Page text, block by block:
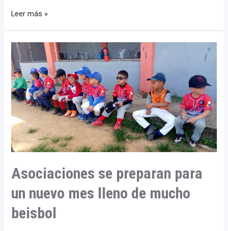
Leer más »
Asociaciones se preparan para
un nuevo mes lleno de mucho
beisbol
Asociaciones
se
preparan
para
un
nuevo
mes
lleno
de
mucho